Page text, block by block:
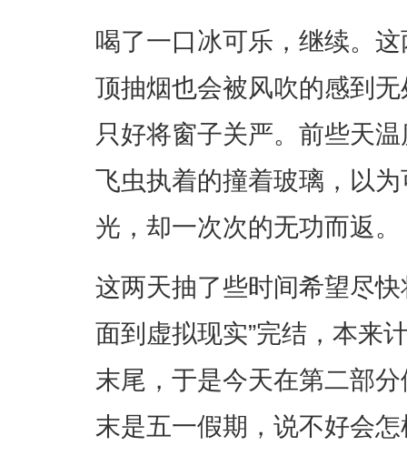
喝了一口冰可乐，继续。
顶抽烟也会被风吹的感到
只好将窗子关严。前些天
飞虫执着的撞着玻璃，以
光，却一次次的无功而返。
这两天抽了些时间希望尽
面到虚拟现实”完结，本来
末尾，于是今天在第二部
末是五一假期，说不好会